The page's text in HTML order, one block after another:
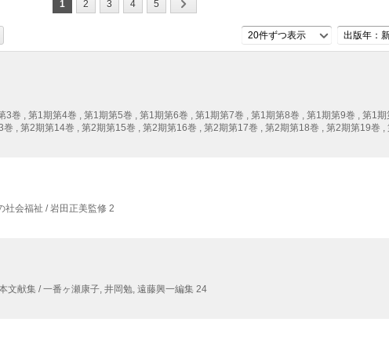
1 2 3 4 5
20件ずつ表示 出版年：
巻 , 第1期第4巻 , 第1期第5巻 , 第1期第6巻 , 第1期第7巻 , 第1期第8巻 , 第1期第9巻 , 第1
, 第2期第14巻 , 第2期第15巻 , 第2期第16巻 , 第2期第17巻 , 第2期第18巻 , 第2期第19巻 ,
社会福祉 / 岩田正美監修 2
文献集 / 一番ヶ瀬康子, 井岡勉, 遠藤興一編集 24